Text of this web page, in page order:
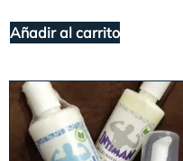
Añadir al carrito